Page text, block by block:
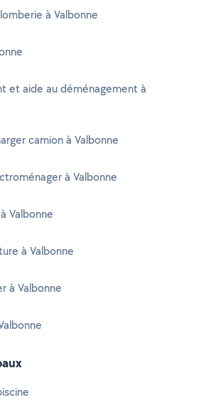
à Valbonne
et aide au déménagement à
camion à Valbonne
à Valbonne
Valbonne
à Valbonne
à Valbonne